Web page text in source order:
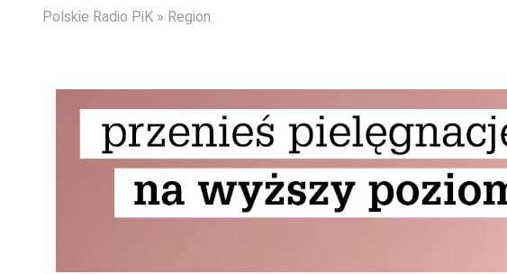
Polskie Radio PiK Region